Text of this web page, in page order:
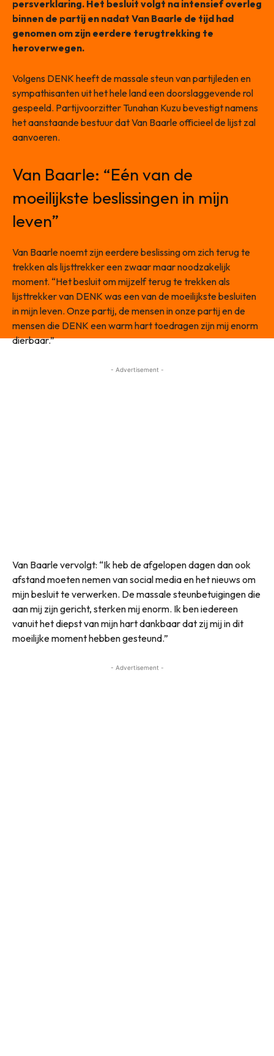
persverklaring. Het besluit volgt na intensief overleg
binnen de partij en nadat Van Baarle de tijd had
genomen om zijn eerdere terugtrekking te
heroverwegen.
Volgens DENK heeft de massale steun van partijleden en
sympathisanten uit het hele land een doorslaggevende rol
gespeeld. Partijvoorzitter Tunahan Kuzu bevestigt namens
het aanstaande bestuur dat Van Baarle officieel de lijst zal
aanvoeren.
Van Baarle: “Eén van de
moeilijkste beslissingen in mijn
leven”
Van Baarle noemt zijn eerdere beslissing om zich terug te
trekken als lijsttrekker een zwaar maar noodzakelijk
moment. “Het besluit om mijzelf terug te trekken als
lijsttrekker van DENK was een van de moeilijkste besluiten
in mijn leven. Onze partij, de mensen in onze partij en de
mensen die DENK een warm hart toedragen zijn mij enorm
dierbaar.”
- Advertisement -
Van Baarle vervolgt: “Ik heb de afgelopen dagen dan ook
afstand moeten nemen van social media en het nieuws om
mijn besluit te verwerken. De massale steunbetuigingen die
aan mij zijn gericht, sterken mij enorm. Ik ben iedereen
vanuit het diepst van mijn hart dankbaar dat zij mij in dit
moeilijke moment hebben gesteund.”
- Advertisement -